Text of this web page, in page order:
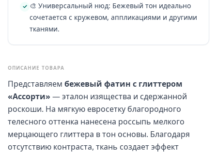
🎨 Универсальный нюд: Бежевый тон идеально
сочетается с кружевом, аппликациями и другими
тканями.
ОПИСАНИЕ ТОВАРА
Представляем бежевый фатин с глиттером
«Ассорти» — эталон изящества и сдержанной
роскоши. На мягкую евросетку благородного
телесного оттенка нанесена россыпь мелкого
мерцающего глиттера в тон основы. Благодаря
отсутствию контраста, ткань создает эффект